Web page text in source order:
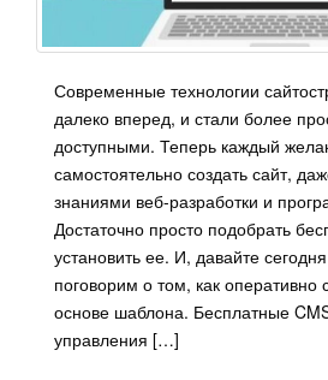
Современные технологии
далеко вперед, и стали более
доступными. Теперь каждый
самостоятельно создать сайт,
знаниями веб-разработки и
Достаточно просто подобрать
установить ее. И, давайте
поговорим о том, как оперативно
основе шаблона. Бесплатные
управления […]